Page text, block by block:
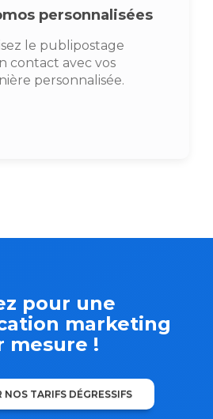
personnalisées
le publipostage
contact avec vos
personnalisée.
pour une
marketing
mesure !
NOS TARIFS DÉGRESSIFS